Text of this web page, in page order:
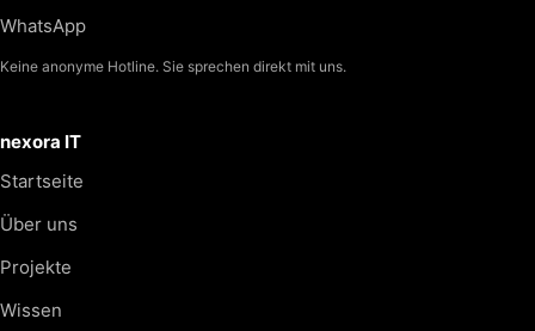
WhatsApp
Keine anonyme Hotline. Sie sprechen direkt mit uns.
nexora IT
Startseite
Über uns
Projekte
Wissen